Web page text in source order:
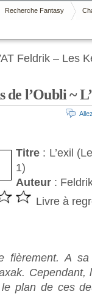
Recherche Fantasy
Feldrik – Les
l’Oubli ~
Titre : L’exil
1)
Auteur :
Livre à
fièrement. A
Cependant,
plan de ces